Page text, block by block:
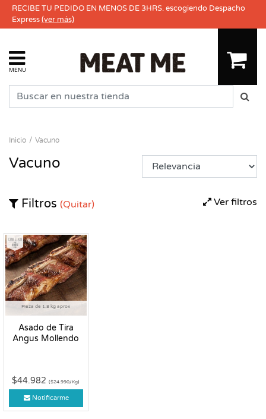
RECIBE TU PEDIDO EN MENOS DE 3HRS. escogiendo Despacho
Express(ver más)
MENU
Inicio Vacuno
Vacuno
Ver filtros
Filtros (Quitar)
Pieza de 1.8 kg aprox
Asado de Tira
Angus Mollendo
Congelado
$44.982($24.990/Kg)
Notificarme